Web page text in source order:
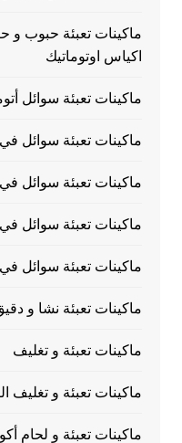
ماكينات تعبئة حبوب و
اكياس اوتوماتيك
ماكينات تعبئة سوائل
ماكينات تعبئة سوائل
ماكينات تعبئة سوائل
ماكينات تعبئة سوائل
ماكينات تعبئة سوائل
ماكينات تعبئة نشا و
ماكينات تعبئة و تغليف
ماكينات تعبئة و تغليف
ماكينات تعبئة و لحام